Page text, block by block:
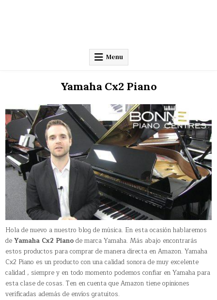
Menu
Yamaha Cx2 Piano
Hola de nuevo a nuestro blog de música. En esta ocasión hablaremos
deYamaha Cx2 Pianode marca Yamaha. Más abajo encontrarás
estos productos para comprar de manera directa en Amazon. Yamaha
Cx2 Piano es un producto con una calidad sonora de muy excelente
calidad , siempre y en todo momento podemos confiar en Yamaha para
esta clase de cosas. Ten en cuenta que Amazon tiene opiniones
verificadas además de envíos gratuitos.